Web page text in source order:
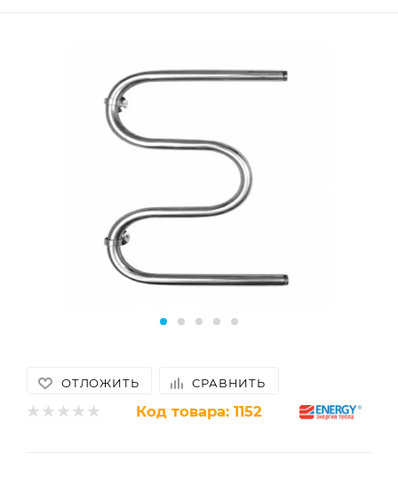
ОТЛОЖИТЬ СРАВНИТЬ
Код товара: 1152